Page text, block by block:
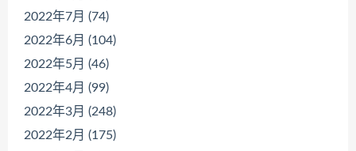
2022年7月 (74)
2022年6月 (104)
2022年5月 (46)
2022年4月 (99)
2022年3月 (248)
2022年2月 (175)